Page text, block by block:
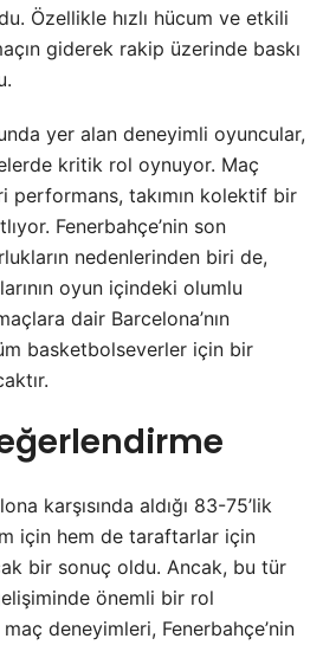
Özellikle hızlı hücum ve etkili
giderek rakip üzerinde baskı
yer alan deneyimli oyuncular,
kritik rol oynuyor. Maç
performans, takımın kolektif bir
Fenerbahçe’nin son
nedenlerinden biri de,
oyun içindeki olumlu
dair Barcelona’nın
basketbolseverler için bir
karşısında aldığı 83-75’lik
için hem de taraftarlar için
bir sonuç oldu. Ancak, bu tür
önemli bir rol
deneyimleri, Fenerbahçe’nin